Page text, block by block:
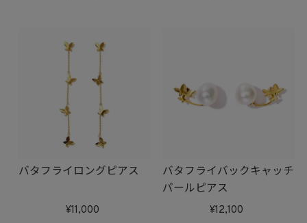
バタフライロングピアス
11,000
バタフライバックキャッチ
パールピアス
12,100